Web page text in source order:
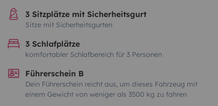
3 Sitzplätze mit Sicherheitsgurt
Sitze mit Sicherheitsgurten
3 Schlafplätze
komfortabler Schlafbereich für 3 Personen
Führerschein B
Dein Führerschein reicht aus, um dieses Fahrzeug mit
einem Gewicht von weniger als 3500 kg zu fahren